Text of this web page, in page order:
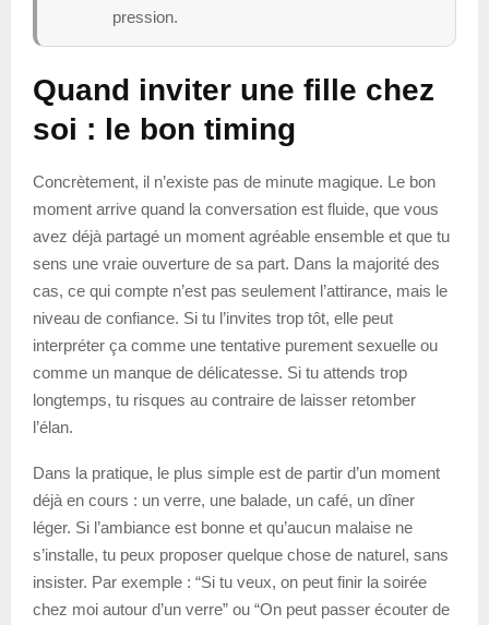
pression.
Quand inviter une fille chez
soi : le bon timing
Concrètement, il n’existe pas de minute magique. Le bon
moment arrive quand la conversation est fluide, que vous
avez déjà partagé un moment agréable ensemble et que tu
sens une vraie ouverture de sa part. Dans la majorité des
cas, ce qui compte n’est pas seulement l’attirance, mais le
niveau de confiance. Si tu l’invites trop tôt, elle peut
interpréter ça comme une tentative purement sexuelle ou
comme un manque de délicatesse. Si tu attends trop
longtemps, tu risques au contraire de laisser retomber
l’élan.
Dans la pratique, le plus simple est de partir d’un moment
déjà en cours : un verre, une balade, un café, un dîner
léger. Si l’ambiance est bonne et qu’aucun malaise ne
s’installe, tu peux proposer quelque chose de naturel, sans
insister. Par exemple : “Si tu veux, on peut finir la soirée
chez moi autour d’un verre” ou “On peut passer écouter de